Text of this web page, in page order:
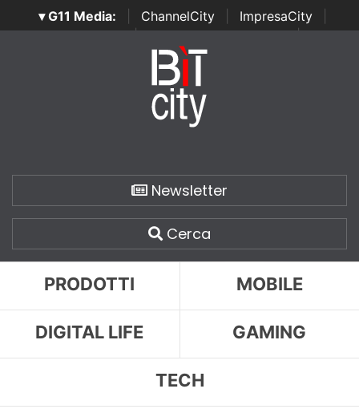
▾ G11 Media: ChannelCity ImpresaCity
SecurityOpenLab | Italian Channel Awards | Italian
Italian Security Awards
Newsletter
Cerca
PRODOTTI MOBILE
DIGITAL LIFE GAMING
TECH